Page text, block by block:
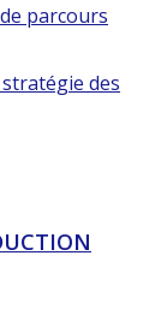
parcours
des